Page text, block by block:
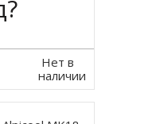
Нет в
наличии